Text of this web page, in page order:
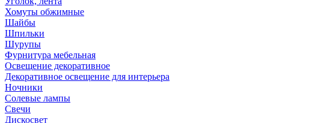
Хомуты обжимные
Шайбы
Шпильки
Шурупы
Фурнитура мебельная
Освещение декоративное
Декоративное освещение для интерьера
Ночники
Солевые лампы
Свечи
Дискосвет